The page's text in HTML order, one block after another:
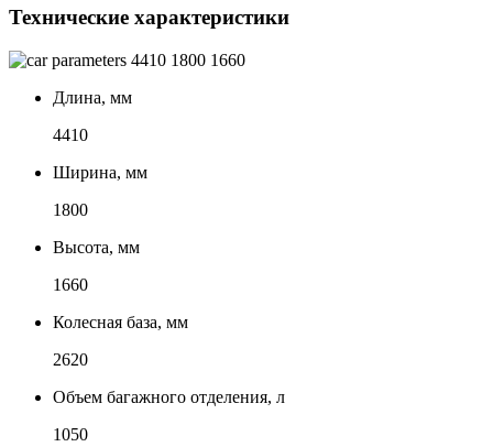
Технические характеристики
4410 1800 1660
Длина, мм
4410
Ширина, мм
1800
Высота, мм
1660
Колесная база, мм
2620
Объем багажного отделения, л
1050